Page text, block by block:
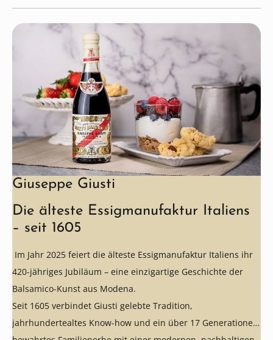
Giuseppe Giusti
Die älteste Essigmanufaktur Italiens
– seit 1605
Im Jahr 2025 feiert die älteste Essigmanufaktur Italiens ihr
420-jähriges Jubiläum – eine einzigartige Geschichte der
Balsamico-Kunst aus Modena.
Seit 1605 verbindet Giusti gelebte Tradition,
jahrhundertealtes Know-how und ein über 17 Generationen